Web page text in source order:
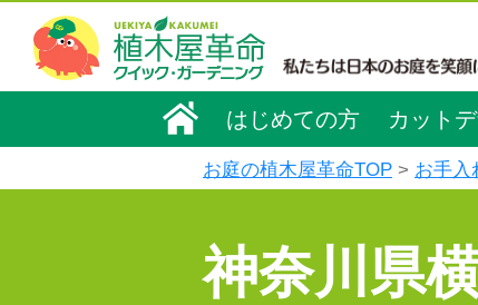
はじめての方 カット
お庭の植木屋革命TOP お手入
神奈川県